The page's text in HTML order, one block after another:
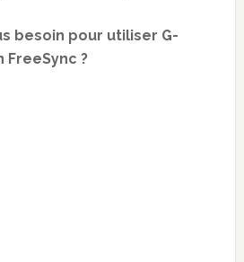
besoin pour utiliser G-
FreeSync ?